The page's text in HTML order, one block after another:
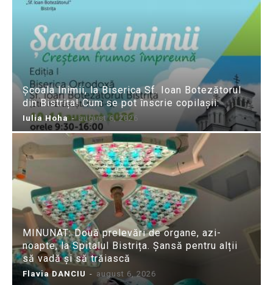
Școala Inimii, la Biserica Sf. Ioan Botezătorul
din Bistrița! Cum se pot înscrie copilașii:
Iulia Hoha - august 6, 2026
MINUNAT: Două prelevări de organe, azi-
noapte, la Spitalul Bistrița. Șansă pentru alții
să vadă și să trăiască
Flavia DANCIU - august 6, 2026